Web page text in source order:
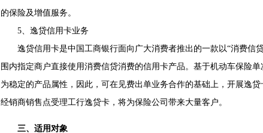
的保险及增值服务。
5、逸贷信用卡业务
逸贷信用卡是中国工商银行面向广大消费者推出的一款以“消费信
围内指定商户直接使用消费信贷消费的信用卡产品。基于机动车保险
为稳定的产品属性，因此，可在见费出单业务合作的基础上，开展逸
经销商销售点受理工行逸贷卡，将为保险公司带来大量客户。
三、适用对象